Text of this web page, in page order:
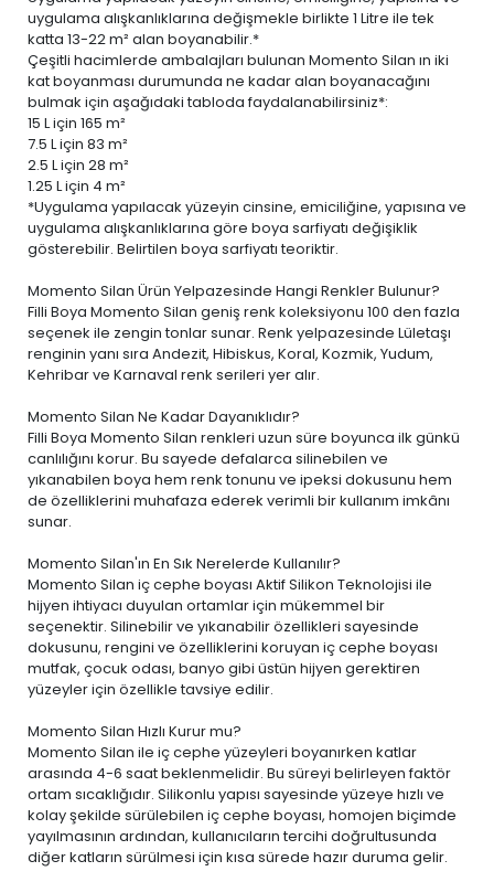
uygulama alışkanlıklarına değişmekle birlikte 1 Litre ile tek
katta 13-22 m² alan boyanabilir.*
Çeşitli hacimlerde ambalajları bulunan Momento Silan ın iki
kat boyanması durumunda ne kadar alan boyanacağını
bulmak için aşağıdaki tabloda faydalanabilirsiniz*:
15 Liçin 165 m²
7.5 Liçin 83 m²
2.5 Liçin 28 m²
1.25 Liçin 4 m²
*Uygulama yapılacak yüzeyin cinsine, emiciliğine, yapısına ve
uygulama alışkanlıklarına göre boya sarfiyatı değişiklik
gösterebilir. Belirtilen boya sarfiyatı teoriktir.
Momento Silan Ürün Yelpazesinde Hangi Renkler Bulunur?
Filli Boya Momento Silan geniş renk koleksiyonu 100 den fazla
seçenek ile zengin tonlar sunar. Renk yelpazesinde Lületaşı
renginin yanı sıra Andezit, Hibiskus, Koral, Kozmik, Yudum,
Kehribar ve Karnaval renk serileri yer alır.
Momento Silan Ne Kadar Dayanıklıdır?
Filli Boya Momento Silan renkleri uzun süre boyunca ilk günkü
canlılığını korur. Bu sayede defalarca silinebilen ve
yıkanabilen boya hem renk tonunu ve ipeksi dokusunu hem
de özelliklerini muhafaza ederek verimli bir kullanım imkânı
sunar.
Momento Silan'ın En Sık Nerelerde Kullanılır?
Momento Silan iç cephe boyası Aktif Silikon Teknolojisi ile
hijyen ihtiyacı duyulan ortamlar için mükemmel bir
seçenektir. Silinebilir ve yıkanabilir özellikleri sayesinde
dokusunu, rengini ve özelliklerini koruyan iç cephe boyası
mutfak, çocuk odası, banyo gibi üstün hijyen gerektiren
yüzeyler için özellikle tavsiye edilir.
Momento Silan Hızlı Kurur mu?
Momento Silan ile iç cephe yüzeyleri boyanırken katlar
arasında 4-6 saat beklenmelidir. Bu süreyi belirleyen faktör
ortam sıcaklığıdır. Silikonlu yapısı sayesinde yüzeye hızlı ve
kolay şekilde sürülebilen iç cephe boyası, homojen biçimde
yayılmasının ardından, kullanıcıların tercihi doğrultusunda
diğer katların sürülmesi için kısa sürede hazır duruma gelir.